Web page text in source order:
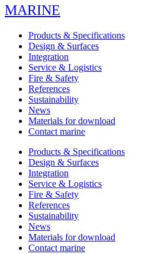
MARINE
Products & Specifications
Design & Surfaces
Integration
Service & Logistics
Fire & Safety
References
Sustainability
News
Materials for download
Contact marine
Products & Specifications
Design & Surfaces
Integration
Service & Logistics
Fire & Safety
References
Sustainability
News
Materials for download
Contact marine